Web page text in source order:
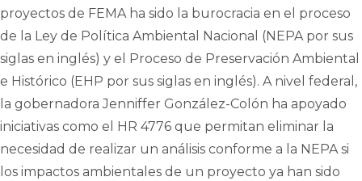
proyectos de FEMA ha sido la burocracia en el proceso
de la Ley de Política Ambiental Nacional (NEPA por sus
siglas en inglés) y el Proceso de Preservación Ambiental
e Histórico (EHP por sus siglas en inglés). A nivel federal,
la gobernadora Jenniffer González-Colón ha apoyado
iniciativas como el HR 4776 que permitan eliminar la
necesidad de realizar un análisis conforme a la NEPA si
los impactos ambientales de un proyecto ya han sido